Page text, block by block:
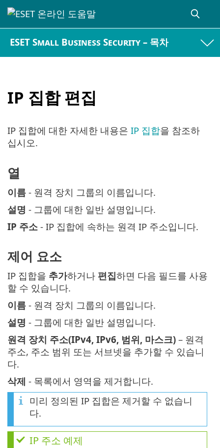
ESET Small Business Security – 목차
IP 집합 편집
IP 집합에 대한 자세한 내용은 IP 집합을 참조하
십시오.
열
이름 - 원격 장치 그룹의 이름입니다.
설명 - 그룹에 대한 일반 설명입니다.
IP 주소 - IP 집합에 속하는 원격 IP 주소입니다.
제어 요소
IP 집합을 추가하거나 편집하면 다음 필드를 사용
할 수 있습니다.
이름 - 원격 장치 그룹의 이름입니다.
설명 - 그룹에 대한 일반 설명입니다.
원격 장치 주소(IPv4, IPv6, 범위, 마스크) – 원격
주소, 주소 범위 또는 서브넷을 추가할 수 있습니
다.
삭제 - 목록에서 영역을 제거합니다.
미리 정의된 IP 집합은 제거할 수 없습니
다.
IP 주소 예제